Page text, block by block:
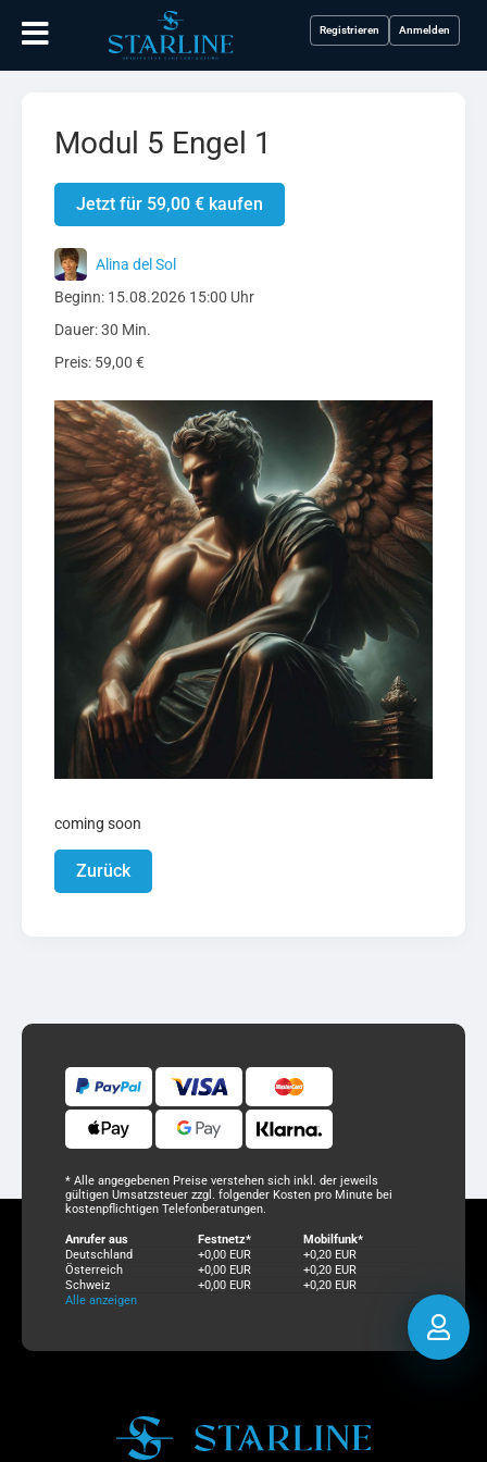
Registrieren Anmelden
Modul 5 Engel 1
Jetzt für 59,00 € kaufen
Alina del Sol
Beginn: 15.08.2026 15:00 Uhr
Dauer: 30 Min.
Preis: 59,00 €
coming soon
Zurück
* Alle angegebenen Preise verstehen sich inkl. der jeweils
gültigen Umsatzsteuer zzgl. folgender Kosten pro Minute bei
kostenpflichtigen Telefonberatungen.
Anrufer aus Festnetz*
Mobilfunk*
Deutschland
+0,00 EUR
+0,20 EUR
Österreich
+0,00 EUR
+0,20 EUR
Schweiz
+0,00 EUR
+0,20 EUR
Alle anzeigen